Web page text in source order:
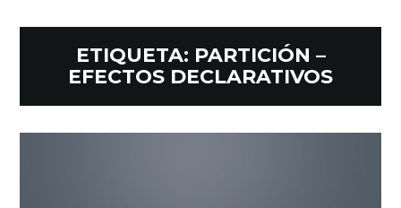
ETIQUETA: PARTICIÓN –
EFECTOS DECLARATIVOS